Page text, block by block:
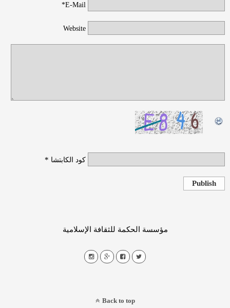
E-Mail*
Website
كود الكابتشا *
Publish
مؤسسة الحكمة للثقافة الإسلامية
Back to top